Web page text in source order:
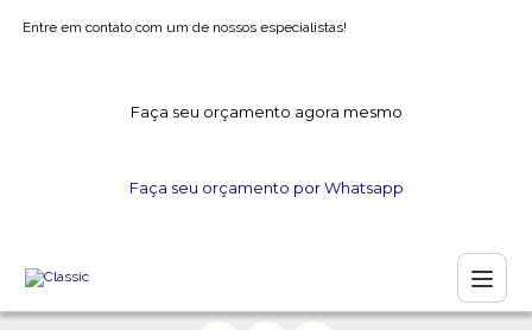
Entre em contato com um de nossos especialistas!
Faça seu orçamento agora mesmo
Faça seu orçamento por Whatsapp